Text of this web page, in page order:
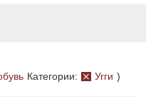
Категории: Угги )